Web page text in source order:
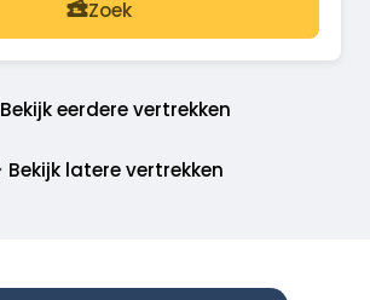
Zoek
Bekijk eerdere vertrekken
Bekijk latere vertrekken